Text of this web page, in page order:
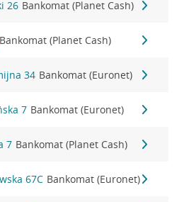
26 Bankomat (Planet Cash)
Bankomat (Planet Cash)
34 Bankomat (Euronet)
7 Bankomat (Euronet)
7 Bankomat (Planet Cash)
67C Bankomat (Euronet)